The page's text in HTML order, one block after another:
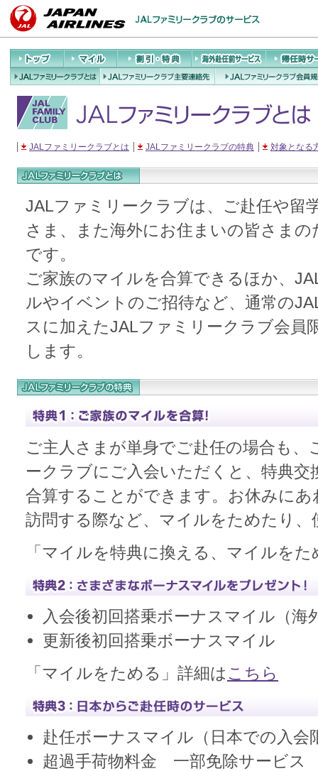
トップ マイル 割引・特典 海外赴任前サ
ービス
帰任時サ
ラブとは
JALファミリークラブとは JALファミリークラブの特典 対象となる
JALファミリークラブは、ご赴任や留
さま、また海外にお住まいの皆さま
です。
ご家族のマイルを合算できるほか、
ルやイベントのご招待など、通常の
スに加えたJALファミリークラブ会員
します。
ご主人さまが単身でご赴任の場合も
ークラブにご入会いただくと、特典
合算することができます。お休みに
訪問する際など、マイルをためたり
「マイルを特典に換える、マイルを
入会後初回搭乗ボーナスマイル（海
更新後初回搭乗ボーナスマイル
「マイルをためる」詳細はこちら
赴任ボーナスマイル（日本での入会
超過手荷物料金 一部免除サービス